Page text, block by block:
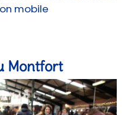
mobile
Montfort